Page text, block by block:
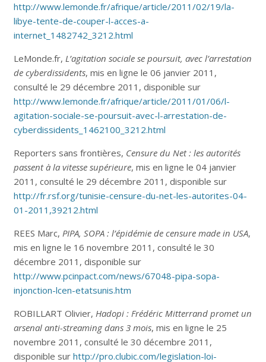
http://www.lemonde.fr/afrique/article/2011/02/19/la-
libye-tente-de-couper-l-acces-a-
internet_1482742_3212.html
LeMonde.fr, L’agitation sociale se poursuit, avec l’arrestation
de cyberdissidents, mis en ligne le 06 janvier 2011,
consulté le 29 décembre 2011, disponible sur
http://www.lemonde.fr/afrique/article/2011/01/06/l-
agitation-sociale-se-poursuit-avec-l-arrestation-de-
cyberdissidents_1462100_3212.html
Reporters sans frontières, Censure du Net : les autorités
passent à la vitesse supérieure, mis en ligne le 04 janvier
2011, consulté le 29 décembre 2011, disponible sur
http://fr.rsf.org/tunisie-censure-du-net-les-autorites-04-
01-2011,39212.html
REES Marc, PIPA, SOPA : l’épidémie de censure made in USA,
mis en ligne le 16 novembre 2011, consulté le 30
décembre 2011, disponible sur
http://www.pcinpact.com/news/67048-pipa-sopa-
injonction-lcen-etatsunis.htm
ROBILLART Olivier, Hadopi : Frédéric Mitterrand promet un
arsenal anti-streaming dans 3 mois, mis en ligne le 25
novembre 2011, consulté le 30 décembre 2011,
disponible sur http://pro.clubic.com/legislation-loi-